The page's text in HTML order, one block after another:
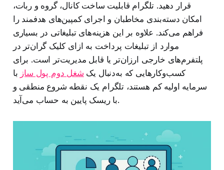
قرار دهید. تلگرام قابلیت ساخت کانال، گروه و ربات،
امکان دسته‌بندی مخاطبان و اجرای کمپین‌های هدفمند را
فراهم می‌کند. علاوه بر این هزینه‌های تبلیغاتی در بسیاری
موارد از تبلیغات پرداخت به ازای کلیک گران‌تر در
پلتفرم‌های خارجی ارزان‌تر یا قابل مدیریت‌تر است. برای
کسب‌وکارهایی که به‌دنبال یک شغل دوم پول ساز با
سرمایه اولیه کم هستند، تلگرام یک نقطه شروع منطقی و
با ریسک پایین به حساب می‌آید.